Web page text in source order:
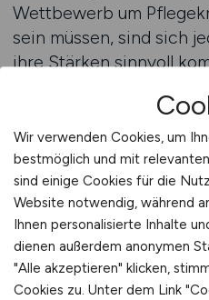
Wettbewerb um
sein müssen, sind sich
ihre Stärken sinnvoll
der Notwendigkeit,
vermitteln, entsteht
professionelle Beratung
dabei helfen, diese
eigene Rolle im
definieren. Ziel ist es,
wiedererkennbare
entwickeln.
Wir verwenden Cookies, um
bestmöglich und mit
sind einige Cookies für die
Website notwendig, während
Ihnen personalisierte Inhalte
dienen außerdem anonymen
"Alle akzeptieren" klicken,
Cookies zu. Unter dem Link